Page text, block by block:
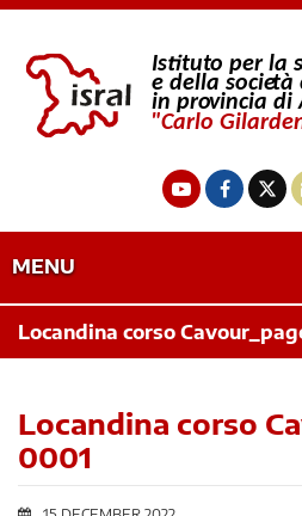
MENU
Locandina corso
Locandina corso
0001